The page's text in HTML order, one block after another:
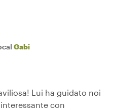
Gabi
Lui ha guidato noi
con